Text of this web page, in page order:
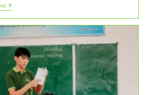
Рост
Экономики
На
6,3%:
По
Поручениям
Президента
Реализуются
Меры
Поддержки
Бизнеса